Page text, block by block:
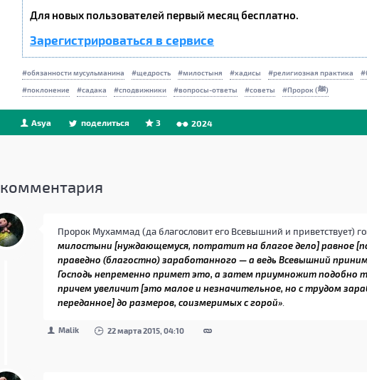
Для новых пользователей первый месяц бесплатно.
Зарегистрироваться в сервисе
обязанности мусульманина щедрость милостыня хадисы религиозная практика
поклонение
садака сподвижники вопросы-ответы советы Пророк (ﷺ)
Asya поделиться 3 2024
комментария
Пророк Мухаммад (да благословит его Всевышний и приветствует)
милостыни [нуждающемуся, потратит на благое дело] равное
праведно (благостно) заработанного — а ведь Всевышний
Господь непременно примет это, а затем приумножит подобно
причем увеличит [это малое и незначительное, но с трудом
переданное] до размеров, соизмеримых с горой»
Malik 22 марта 2015, 04:10